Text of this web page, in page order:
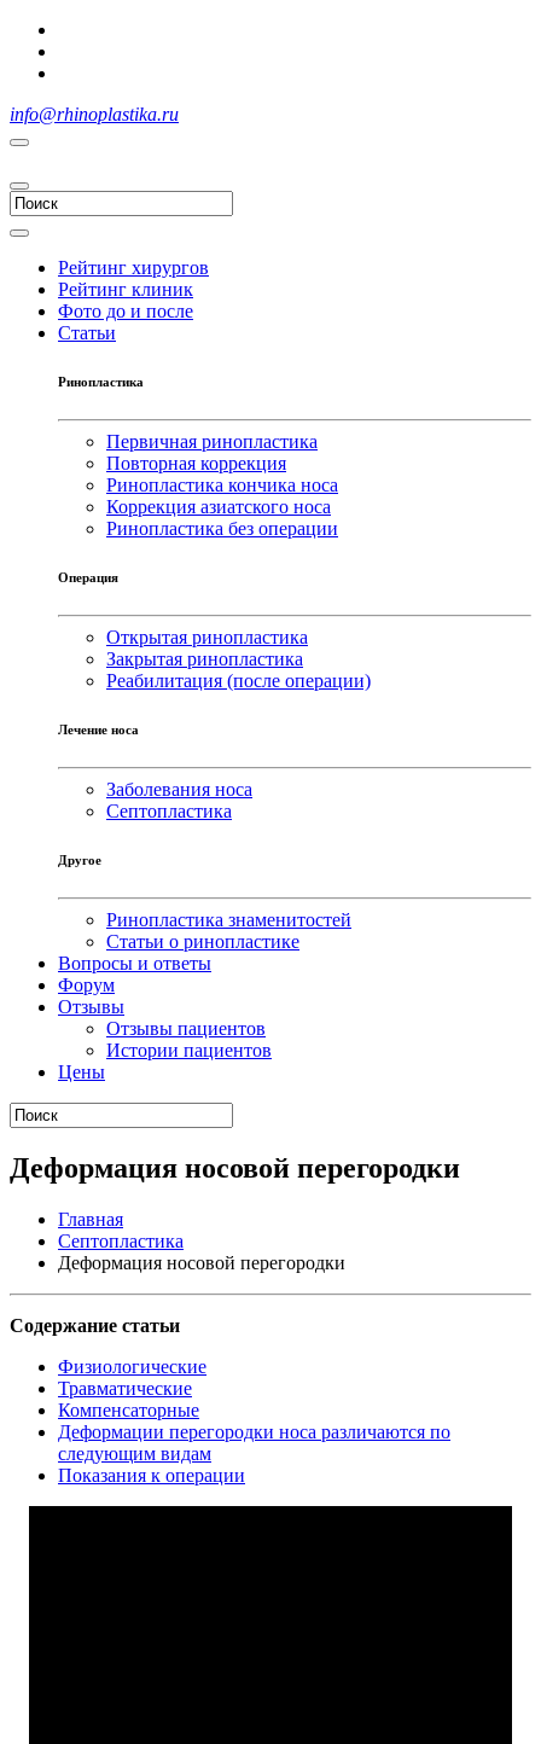
info@rhinoplastika.ru
Рейтинг хирургов
Рейтинг клиник
Фото до и после
Статьи
Ринопластика
Первичная ринопластика
Повторная коррекция
Ринопластика кончика носа
Коррекция азиатского носа
Ринопластика без операции
Операция
Открытая ринопластика
Закрытая ринопластика
Реабилитация (после операции)
Лечение носа
Заболевания носа
Септопластика
Другое
Ринопластика знаменитостей
Статьи о ринопластике
Вопросы и ответы
Форум
Отзывы
Отзывы пациентов
Истории пациентов
Цены
Деформация носовой перегородки
Главная
Септопластика
Деформация носовой перегородки
Содержание статьи
Физиологические
Травматические
Компенсаторные
Деформации перегородки носа различаются по
следующим видам
Показания к операции